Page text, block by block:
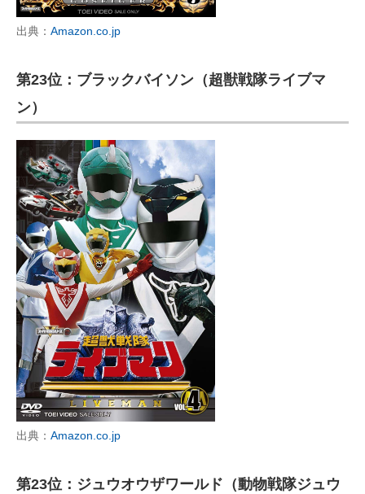
出典： Amazon.co.jp
第23位：ブラックバイソン（超獣戦隊ライブマ
ン）
出典： Amazon.co.jp
第23位：ジュウオウザワールド（動物戦隊ジュウ